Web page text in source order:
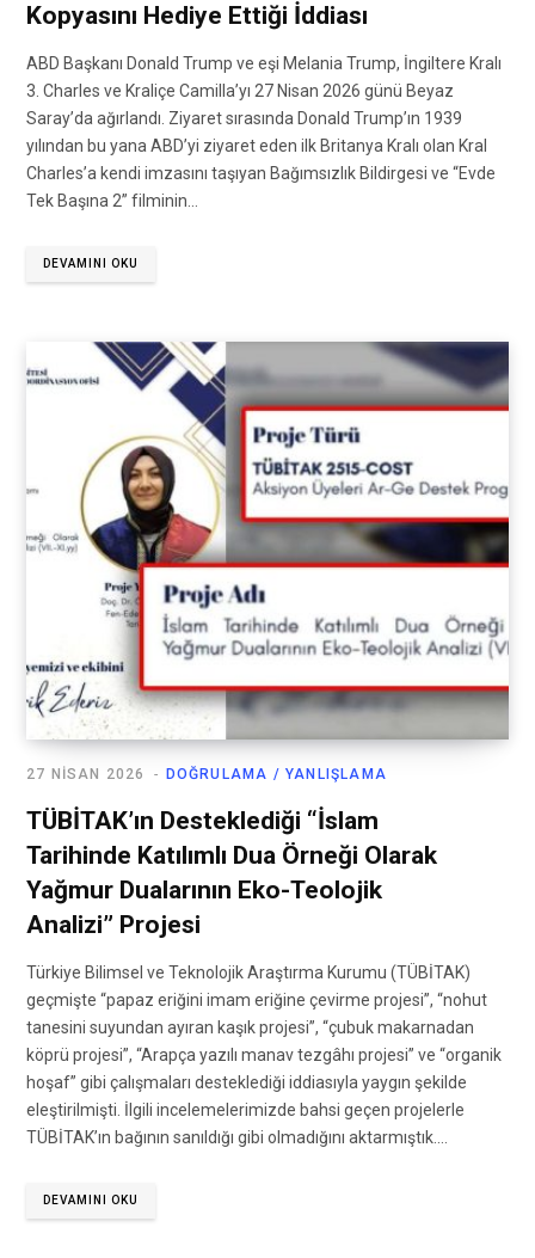
Kopyasını Hediye Ettiği İddiası
ABD Başkanı Donald Trump ve eşi Melania Trump, İngiltere Kralı
3. Charles ve Kraliçe Camilla’yı 27 Nisan 2026 günü Beyaz
Saray’da ağırlandı. Ziyaret sırasında Donald Trump’ın 1939
yılından bu yana ABD’yi ziyaret eden ilk Britanya Kralı olan Kral
Charles’a kendi imzasını taşıyan Bağımsızlık Bildirgesi ve “Evde
Tek Başına 2” filminin…
DEVAMINI OKU
DOĞRULAMA / YANLIŞLAMA
27 NISAN 2026
TÜBİTAK’ın Desteklediği “İslam
Tarihinde Katılımlı Dua Örneği Olarak
Yağmur Dualarının Eko-Teolojik
Analizi” Projesi
Türkiye Bilimsel ve Teknolojik Araştırma Kurumu (TÜBİTAK)
geçmişte “papaz eriğini imam eriğine çevirme projesi”, “nohut
tanesini suyundan ayıran kaşık projesi”, “çubuk makarnadan
köprü projesi”, “Arapça yazılı manav tezgâhı projesi” ve “organik
hoşaf” gibi çalışmaları desteklediği iddiasıyla yaygın şekilde
eleştirilmişti. İlgili incelemelerimizde bahsi geçen projelerle
TÜBİTAK’ın bağının sanıldığı gibi olmadığını aktarmıştık.…
DEVAMINI OKU